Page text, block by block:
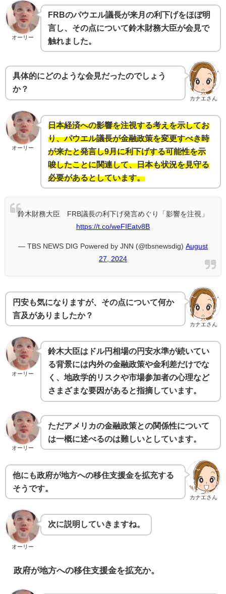
オーリー
FRBのパウエル議長が来月の利下げをほぼ明
言し、その点について鈴木財務大臣が会見で
触れました。
カナエさん
具体的にどのような会見だったのでしょう
か？
オーリー
日本経済への影響を注視する考えを示してお
り、パウエル議長が金融政策を変更すべき時
が来たと発言し9月に利下げする可能性を示
唆したことに関連して、日本も状況を見守る
必要があるとしています。
鈴木財務大臣 FRB議長の利下げ発言めぐり「影響を注視」
https://t.co/weFIEatv8B
— TBS NEWS DIG Powered by JNN (@tbsnewsdig) August
27, 2024
カナエさん
円安も気になりますが、その点について何か
言及がありましたか？
オーリー
鈴木大臣はドル円相場の円安水準が続いてい
る背景には内外の金融政策や金利差だけでな
く、地政学的リスクや市場参加者の心理など
さまざまな要因があると指摘しています。
オーリー
ただアメリカの金融政策との関係性について
は一概に述べるのは難しいとしています。
カナエさん
他にも政府が地方への移住支援金を拡充する
そうです。
オーリー
次に説明していきますね。
政府が地方への移住支援金を拡充か。